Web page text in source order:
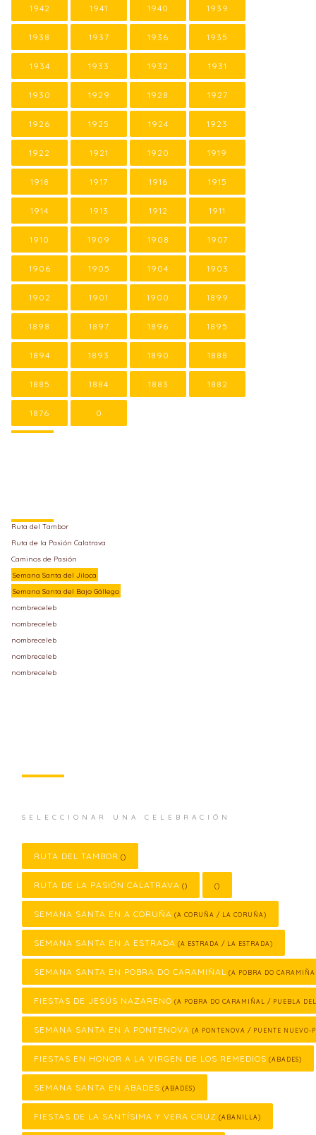
1942 1941 1940 1939
1938 1937 1936 1935
1934 1933 1932 1931
1930 1929 1928 1927
1926 1925 1924 1923
1922 1921 1920 1919
1918 1917 1916 1915
1914 1913 1912 1911
1910 1909 1908 1907
1906 1905 1904 1903
1902 1901 1900 1899
1898 1897 1896 1895
1894 1893 1890 1888
1885 1884 1883 1882
1876 0
Ruta del Tambor
Ruta de la Pasión Calatrava
Caminos de Pasión
Semana Santa del Jiloca
Semana Santa del Bajo Gállego
nombreceleb
nombreceleb
nombreceleb
nombreceleb
nombreceleb
SELECCIONAR UNA CELEBRACIÓN
RUTA DEL TAMBOR ()
RUTA DE LA PASIÓN CALATRAVA () ()
SEMANA SANTA EN A CORUÑA (A CORUÑA / LA CORUÑA)
SEMANA SANTA EN A ESTRADA (A ESTRADA / LA ESTRADA)
SEMANA SANTA EN POBRA DO CARAMIÑAL (A POBRA DO
FIESTAS DE JESÚS NAZARENO (A POBRA DO CARAMIÑAL / PUEBLA
SEMANA SANTA EN A PONTENOVA (A PONTENOVA / PUENTE NUEVO-
FIESTAS EN HONOR A LA VIRGEN DE LOS REMEDIOS (ABADES)
SEMANA SANTA EN ABADES (ABADES)
FIESTAS DE LA SANTÍSIMA Y VERA CRUZ (ABANILLA)